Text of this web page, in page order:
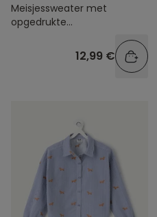
Meisjessweater met
opgedrukte
12,99 €